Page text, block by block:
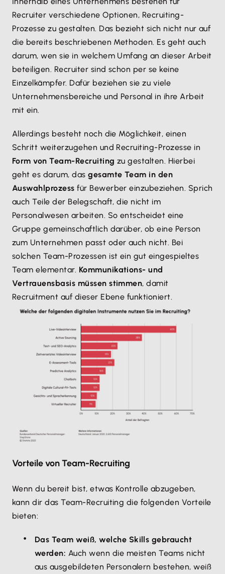
Recruiter verschiedene Optionen, Recruiting-
Prozesse zu gestalten. Das bezieht sich nicht nur auf
die bereits beschriebenen Methoden. Es geht auch
darum, wen sie in welchem Umfang an dieser Arbeit
beteiligen. Recruiter sind schon per se keine
Einzelkämpfer. Dafür beziehen sie zu viele
Unternehmensbereiche und Personal in ihre Arbeit
mit ein.
Allerdings besteht noch die Möglichkeit, einen
Schritt weiterzugehen und Recruiting-Prozesse in
Form von Team-Recruiting zu gestalten. Hierbei
geht es darum, dasgesamte Team in den
Auswahlprozess für Bewerber einzubeziehen. Sprich
auch Teile der Belegschaft, die nicht im
Personalwesen arbeiten. So entscheidet eine
Gruppe gemeinschaftlich darüber, ob eine Person
zum Unternehmen passt oder auch nicht. Bei
solchen Team-Prozessen ist ein gut eingespieltes
Team elementar. Kommunikations- und
Vertrauensbasis müssen stimmen, damit
Recruitment auf dieser Ebene funktioniert.
Vorteile von Team-Recruiting
Wenn du bereit bist, etwas Kontrolle abzugeben,
kann dir das Team-Recruiting die folgenden Vorteile
bieten:
Das Team weiß, welche Skills gebraucht
werden: Auch wenn die meisten Teams nicht
aus ausgebildeten Personalern bestehen, weiß